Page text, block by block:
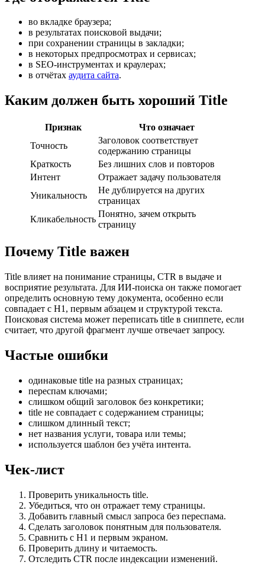
во вкладке браузера;
в результатах поисковой выдачи;
при сохранении страницы в закладки;
в некоторых предпросмотрах и сервисах;
в SEO-инструментах и краулерах;
в отчётах аудита сайта.
Каким должен быть хороший Title
Признак
Что означает
Точность
Заголовок соответствует
содержанию страницы
Краткость
Без лишних слов и повторов
Интент
Отражает задачу пользователя
Уникальность
Не дублируется на других
страницах
Кликабельность
Понятно, зачем открыть
страницу
Почему Title важен
Title влияет на понимание страницы, CTR в выдаче и
восприятие результата. Для ИИ-поиска он также помогает
определить основную тему документа, особенно если
совпадает с H1, первым абзацем и структурой текста.
Поисковая система может переписать title в сниппете, если
считает, что другой фрагмент лучше отвечает запросу.
Частые ошибки
одинаковые title на разных страницах;
переспам ключами;
слишком общий заголовок без конкретики;
title не совпадает с содержанием страницы;
слишком длинный текст;
нет названия услуги, товара или темы;
используется шаблон без учёта интента.
Чек-лист
Проверить уникальность title.
Убедиться, что он отражает тему страницы.
Добавить главный смысл запроса без переспама.
Сделать заголовок понятным для пользователя.
Сравнить с H1 и первым экраном.
Проверить длину и читаемость.
Отследить CTR после индексации изменений.